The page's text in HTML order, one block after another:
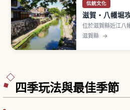
伝統文化
滋賀・八幡堀
位於滋賀縣近江八
江商人物流的重要
與電影的熱門拍攝
滋賀縣 →
四季玩法與最佳季節